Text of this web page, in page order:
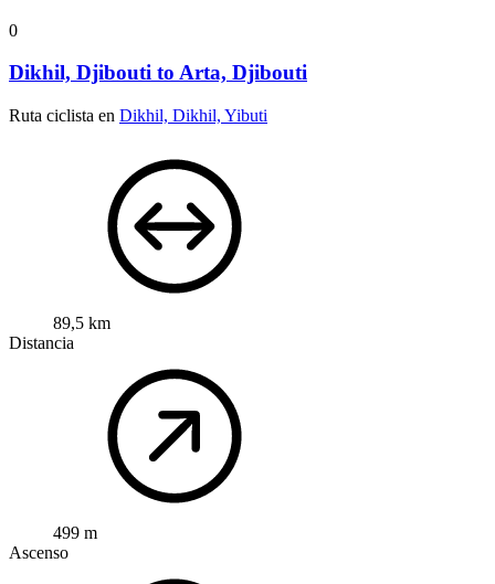
0
Dikhil, Djibouti to Arta, Djibouti
Ruta ciclista en Dikhil, Dikhil, Yibuti
89,5 km
Distancia
499 m
Ascenso